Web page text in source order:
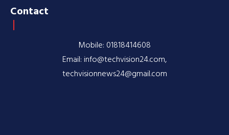
Contact
Mobile: 01818414608
Email: info@techvision24.com,
techvisionnews24@gmail.com